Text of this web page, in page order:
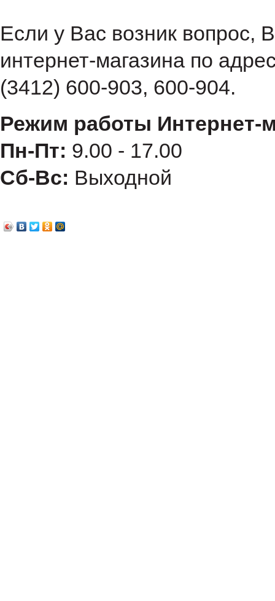
Если у Вас возник вопрос,
интернет-магазина по
(3412) 600-903, 600-904.
Режим работы Интернет-
Пн-Пт: 9.00 - 17.00
Сб-Вс: Выходной